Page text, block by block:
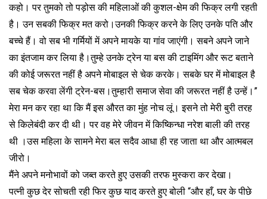
कहो। पर तुमको तो पड़ोस की महिलाओं की कुशल-क्षेम की फिक्र लगी रहती
है। उन सबकी फिक्र मत करो।उनकी फिक्र करने के लिए उनके पति और
बच्चे हैं। वो सब भी गर्मियों में अपने मायके या गांव जाएंगी। सबने अपने जाने
का इंतजाम कर लिया है।तुम्हे उनके ट्रेन या बस की टाइमिंग और रूट बताने
की कोई जरूरत नहीं है अपने मोबाइल से चेक करके। सबके घर में मोबाइल है
सब चेक करवा लेंगी ट्रेन-बस।तुम्हारी समाज सेवा की जरूरत नहीं है उन्हें।”
मेरा मन कर रहा था कि मैं इस औरत का मुंह नोच लूं। इसने तो मेरी बुरी तरह
से किलेबंदी कर दी थी। पर वह मेरे जीवन में किष्किन्धा नरेश बाली की तरह
थी ।उस महिला के सामने मेरा बल सदैव आधा ही रह जाता था और आत्मबल
जीरो।
मैंने अपने मनोभावों को जब्त करते हुए उसकी तरफ मुस्करा कर देखा।
पत्नी कुछ देर सोचती रही फिर कुछ याद करते हुए बोली “और हाँ, घर के पीछे